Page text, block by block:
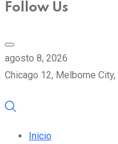
Follow Us
agosto 8, 2026
Chicago 12, Melborne City,
Inicio